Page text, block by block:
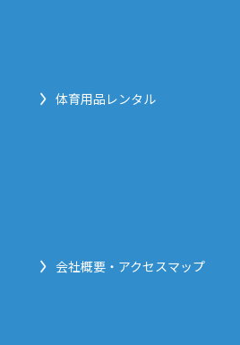
体育用品レンタル
会社概要・アクセスマップ